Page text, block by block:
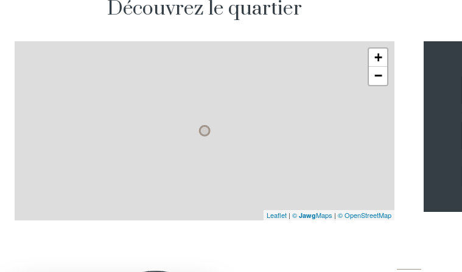
Découvrez le quartier
+
−
Leaflet | © JawgMaps | © OpenStreetMap